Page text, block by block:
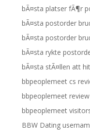
bÃ¤sta platser fÃ¶r
bÃ¤sta postorder
bÃ¤sta postorder
bÃ¤sta rykte
bÃ¤sta stÃ¤llen att
bbpeoplemeet cs
bbpeoplemeet review
bbpeoplemeet
BBW Dating